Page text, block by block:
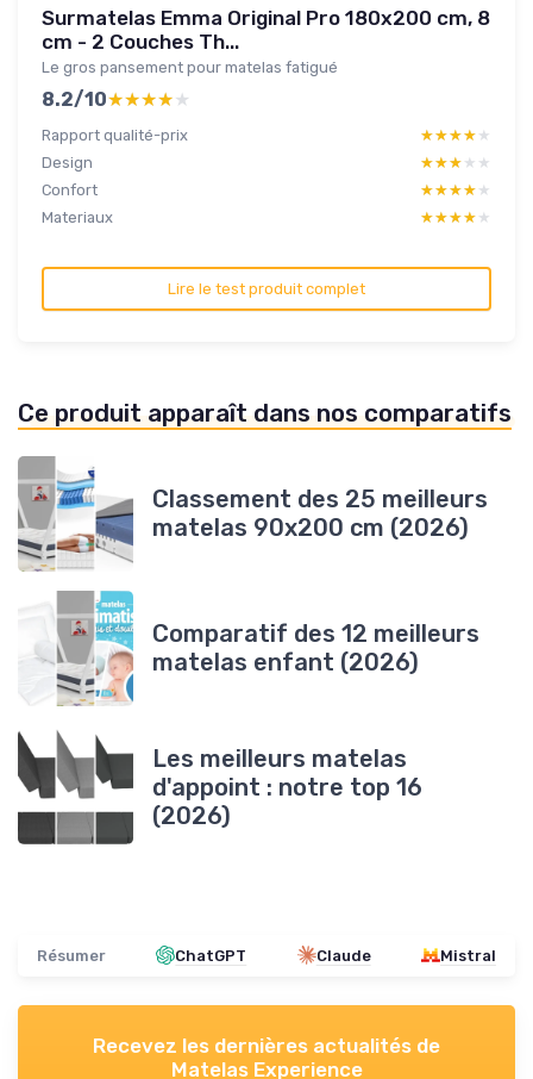
Surmatelas Emma Original Pro 180x200 cm, 8
cm - 2 Couches Th...
Le gros pansement pour matelas fatigué
8.2/10★★★★★
★★★★★
Rapport qualité-prix ★★★★★
★★★★★
Design
★★★★★
★★★★★
Confort
★★★★★
★★★★★
Materiaux
★★★★★
★★★★★
Lire le test produit complet
Ce produit apparaît dans nos comparatifs
Classement des 25 meilleurs
matelas 90x200 cm (2026)
Comparatif des 12 meilleurs
matelas enfant (2026)
Les meilleurs matelas
d'appoint : notre top 16
(2026)
Résumer ChatGPT Claude Mistral
Recevez les dernières actualités de
Matelas Experience